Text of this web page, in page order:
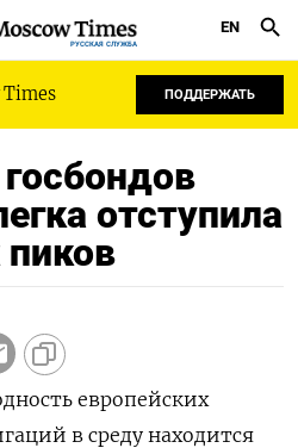
РУССКАЯ СЛУЖБА
EN
ПОДДЕРЖАТЬ
отступила
европейских
в среду находится